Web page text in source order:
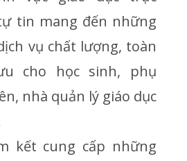
tin mang đến những
vụ chất lượng, toàn
cho học sinh, phụ
nhà quản lý giáo dục
kết cung cấp những